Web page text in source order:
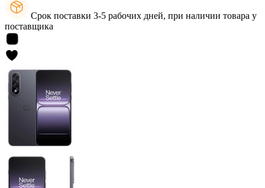
Срок поставки 3-5 рабочих дней, при наличии товара у
поставщика